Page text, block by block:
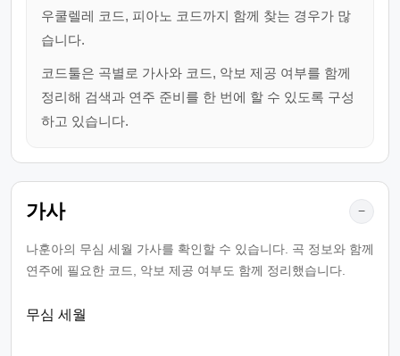
우쿨렐레 코드, 피아노 코드까지 함께 찾는 경우가 많
습니다.
코드툴은 곡별로 가사와 코드, 악보 제공 여부를 함께
정리해 검색과 연주 준비를 한 번에 할 수 있도록 구성
하고 있습니다.
가사 −
나훈아의 무심 세월 가사를 확인할 수 있습니다. 곡 정보와 함께
연주에 필요한 코드, 악보 제공 여부도 함께 정리했습니다.
무심 세월